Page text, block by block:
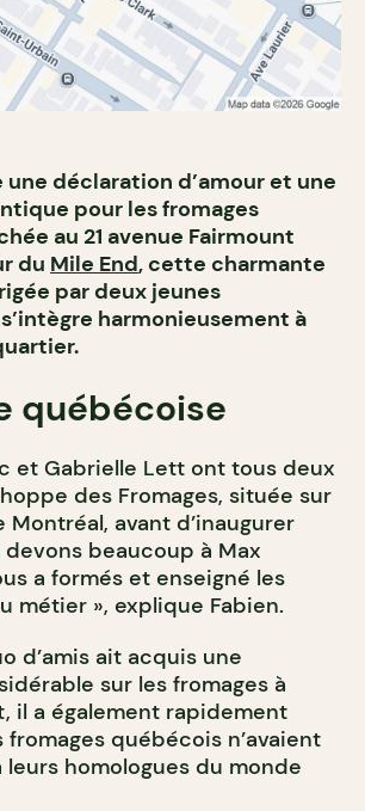
une déclaration d’amour et une
pour les fromages
au 21 avenue Fairmount
du Mile End, cette charmante
par deux jeunes
harmonieusement à
québécoise
et Gabrielle Lett ont tous deux
des Fromages, située sur
Montréal, avant d’inaugurer
devons beaucoup à Max
a formés et enseigné les
métier », explique Fabien.
d’amis ait acquis une
sur les fromages à
il a également rapidement
fromages québécois n’avaient
leurs homologues du monde